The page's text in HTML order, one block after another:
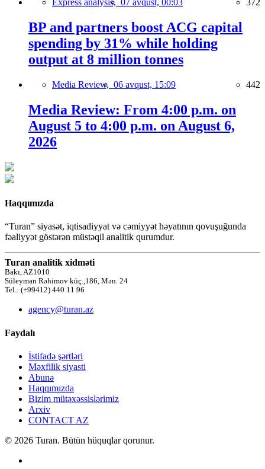
Express analysis, 07 avqust, 00:03 372
BP and partners boost ACG capital
spending by 31% while holding
output at 8 million tonnes
Media Review, 06 avqust, 15:09 442
Media Review: From 4:00 p.m. on
August 5 to 4:00 p.m. on August 6,
2026
Haqqımızda
“Turan” siyasət, iqtisadiyyat və cəmiyyət həyatının qovuşuğunda
fəaliyyət göstərən müstəqil analitik qurumdur.
Turan analitik xidməti
Bakı, AZ1010
Süleyman Rəhimov küç.,186, Mən. 24
Tel.: (+99412) 440 11 96
agency@turan.az
Faydalı
İstifadə şərtləri
Məxfilik siyasti
Abunə
Haqqımızda
Bizim mütəxəssislərimiz
Arxiv
CONTACT AZ
© 2026 Turan. Bütün hüquqlar qorunur.